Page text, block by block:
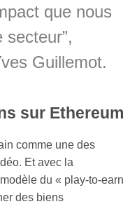
que nous
Guillemot.
sur Ethereum
comme une des
Et avec la
du « play-to-earn
des biens